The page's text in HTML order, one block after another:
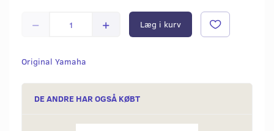
Læg i kurv
Original Yamaha
DE ANDRE HAR OGSÅ KØBT